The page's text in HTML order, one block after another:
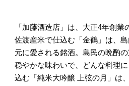
「加藤酒造店」は、大正4年創業
佐渡産米で仕込む「金鶴」は、
元に愛される銘酒。島民の晩酌
穏やかな味わいで、どんな料理
込む「純米大吟醸 上弦の月」は